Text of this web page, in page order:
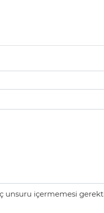
içermemesi